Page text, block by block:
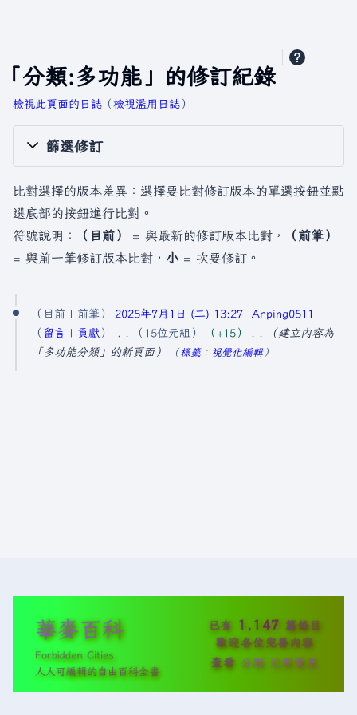
「分類:多功能」的修訂紀錄
檢視此頁面的日誌 ​（檢視濫用日誌）
篩選修訂
比對選擇的版本差異：選擇要比對修訂版本的單選按鈕並點
選底部的按鈕進行比對。
符號說明：
（目前） = 與最新的修訂版本比對，
（前筆）
= 與前一筆修訂版本比對， 小 = 次要修訂。
2
5
)
目前 前筆 2025年7月1日 (二) 13:27
Anping0511
留言
貢獻 15位元組 +15
建立內容為
「多功能分類」的新頁面
標籤： 視覺化編輯
華麥百科
Forbidden Cities
人人可編輯的自由百科全書
已有 1,147 篇條目
歡迎各位完善內容
查看 分類 近期變更